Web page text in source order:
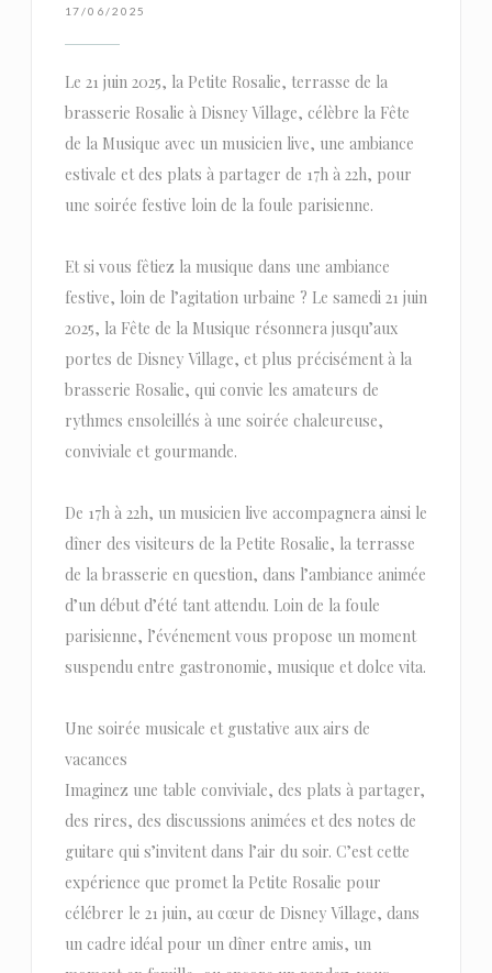
17/06/2025
Le 21 juin 2025, la Petite Rosalie, terrasse de la
brasserie Rosalie à Disney Village, célèbre la Fête
de la Musique avec un musicien live, une ambiance
estivale et des plats à partager de 17h à 22h, pour
une soirée festive loin de la foule parisienne.
Et si vous fêtiez la musique dans une ambiance
festive, loin de l’agitation urbaine ? Le samedi 21 juin
2025, la Fête de la Musique résonnera jusqu’aux
portes de Disney Village, et plus précisément à la
brasserie Rosalie, qui convie les amateurs de
rythmes ensoleillés à une soirée chaleureuse,
conviviale et gourmande.
De 17h à 22h, un musicien live accompagnera ainsi le
dîner des visiteurs de la Petite Rosalie, la terrasse
de la brasserie en question, dans l’ambiance animée
d’un début d’été tant attendu. Loin de la foule
parisienne, l’événement vous propose un moment
suspendu entre gastronomie, musique et dolce vita.
Une soirée musicale et gustative aux airs de
vacances
Imaginez une table conviviale, des plats à partager,
des rires, des discussions animées et des notes de
guitare qui s’invitent dans l’air du soir. C’est cette
expérience que promet la Petite Rosalie pour
célébrer le 21 juin, au cœur de Disney Village, dans
un cadre idéal pour un dîner entre amis, un